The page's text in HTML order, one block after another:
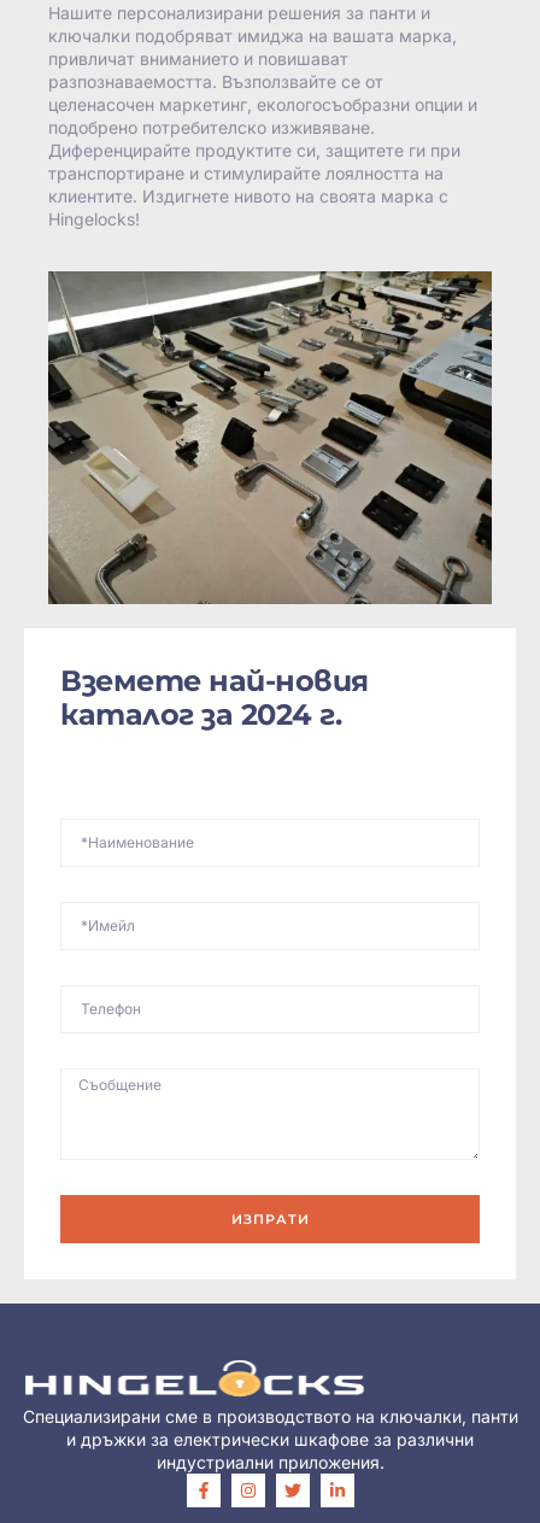
Нашите персонализирани решения за панти и
ключалки подобряват имиджа на вашата марка,
привличат вниманието и повишават
разпознаваемостта. Възползвайте се от
целенасочен маркетинг, екологосъобразни опции и
подобрено потребителско изживяване.
Диференцирайте продуктите си, защитете ги при
транспортиране и стимулирайте лоялността на
клиентите. Издигнете нивото на своята марка с
Hingelocks!
Вземете най-новия
каталог за 2024 г.
ИЗПРАТИ
Специализирани сме в производството на ключалки, панти
и дръжки за електрически шкафове за различни
индустриални приложения.